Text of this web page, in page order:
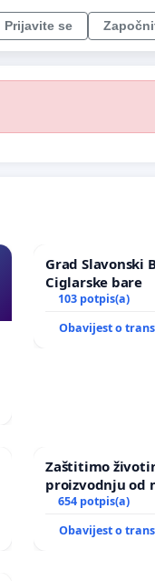
Prijavite se
Grad Slavonski
Ciglarske bare
103 potpis(a)
Obavijest o
Zaštitimo
proizvodnju od
uništavanja
kuge
654 potpis(a)
Obavijest o